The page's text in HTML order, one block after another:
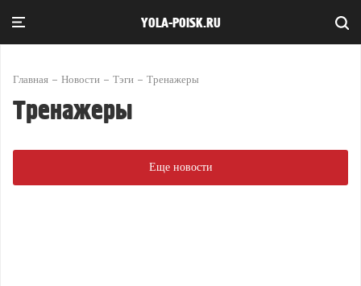
YOLA-POISK.RU
Главная Новости Тэги Тренажеры
Тренажеры
Еще новости